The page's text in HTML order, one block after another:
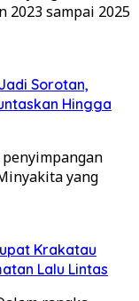
2023 sampai 2025
Sorotan,
Hingga
penyimpangan
yang
Krakatau
Lalu Lintas